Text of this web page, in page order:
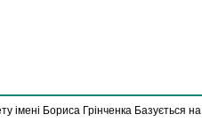
імені Бориса Грінченка Базується